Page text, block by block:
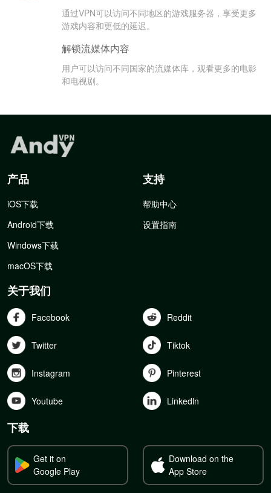
通过VPN可以访问不同地区的游戏服务器，享受更多
游戏内容和更低的延迟。
解锁流媒体内容
用户可以访问不同国家的流媒体库，观看更多的电影
和电视剧。
产品
iOS下载
Android下载
Windows下载
macOS下载
支持
帮助中心
设置指南
关于我们
Facebook Reddit
Twitter Tiktok
Instagram Pinterest
Youtube Linkedln
下载
Get it on
Google Play
Download on the
App Store